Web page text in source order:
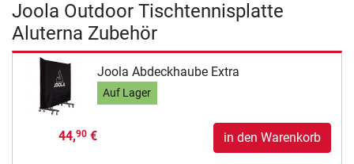
Joola Outdoor Tischtennisplatte
Aluterna Zubehör
Joola Abdeckhaube Extra
Auf Lager
44,90€ in den Warenkorb